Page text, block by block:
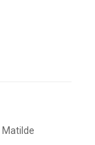
Matilde